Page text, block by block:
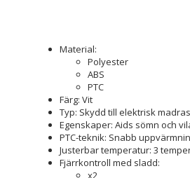
Material:
Polyester
ABS
PTC
Färg: Vit
Typ: Skydd till elektrisk
Egenskaper: Aids sömn och
PTC-teknik: Snabb
Justerbar temperatur: 3
Fjärrkontroll med sladd:
x2